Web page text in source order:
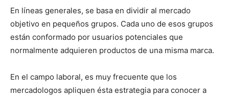
En líneas generales, se basa en dividir al mercado
objetivo en pequeños grupos. Cada uno de esos grupos
están conformado por usuarios potenciales que
normalmente adquieren productos de una misma marca.
En el campo laboral, es muy frecuente que los
mercadologos apliquen ésta estrategia para conocer a